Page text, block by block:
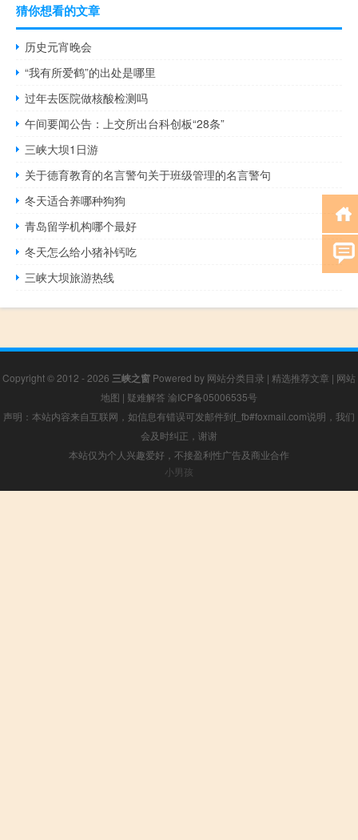
猜你想看的文章
历史元宵晚会
“我有所爱鹤”的出处是哪里
过年去医院做核酸检测吗
午间要闻公告：上交所出台科创板“28条”
三峡大坝1日游
关于德育教育的名言警句关于班级管理的名言警句
冬天适合养哪种狗狗
青岛留学机构哪个最好
冬天怎么给小猪补钙吃
三峡大坝旅游热线
Copyright © 2012 - 2026 三峡之窗 Powered by 网站分类目录 | 精选推荐文章 | 网站
地图 | 疑难解答 渝ICP备05006535号
声明：本站内容来自互联网，如信息有错误可发邮件到f_fb#foxmail.com说明，我们
会及时纠正，谢谢
本站仅为个人兴趣爱好，不接盈利性广告及商业合作
小男孩